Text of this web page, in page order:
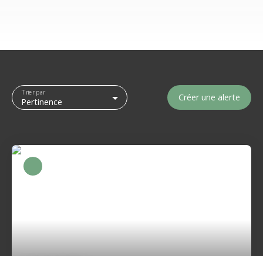
Pertinence
Trier par Créer une alerte